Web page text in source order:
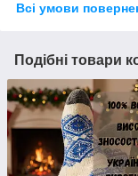
Всі умови
Подібні товари